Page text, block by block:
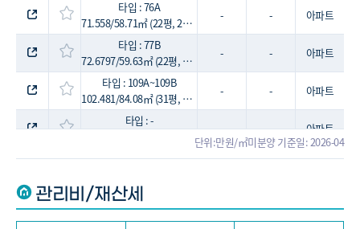
타입 : 76A
71.558/58.71㎡ (22평, 24세대)
- -
아파트
타입 : 77B
72.6797/59.63㎡ (22평, 25세대)
- -
아파트
타입 : 109A~109B
102.481/84.08㎡ (31평, 24세대)
- -
아파트
타입 : -
- -
아파트
단위:만원/㎡미분양 기준일: 2026-04
관리비/재산세